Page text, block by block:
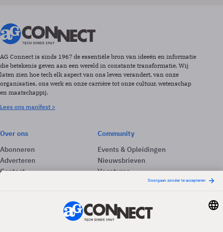
AG Connect is sinds 1967 de essentiële bron van ideeën en informatie
die betekenis geven aan een wereld in constante transformatie. Wij
laten zien hoe tech elk aspect van ons leven verandert, van onze
organisaties, ons werk en onze carrière tot onze cultuur, wetenschap
en maatschappij.
Lees ons manifest >
Over ons
Abonneren
Adverteren
Contact
Community
Events & Opleidingen
Nieuwsbrieven
Vacatures